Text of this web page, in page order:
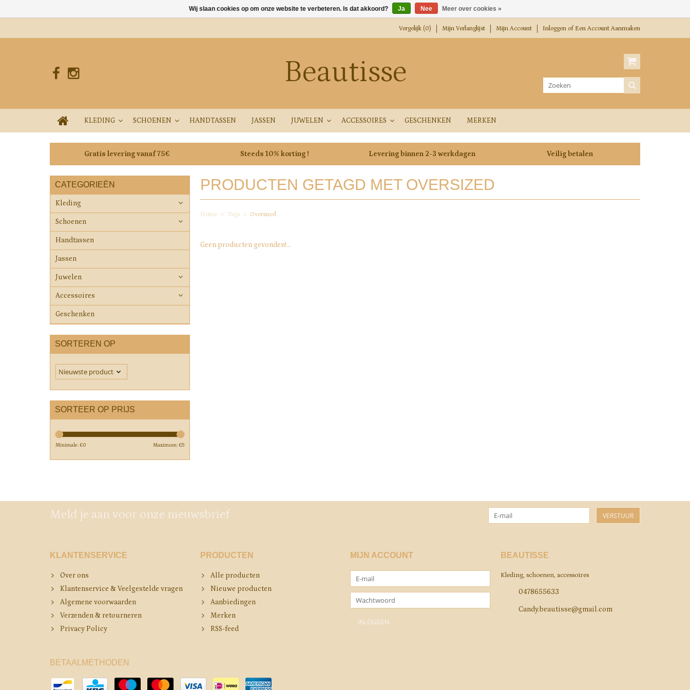
Vergelijk (0) Mijn Verlanglijst Mijn Account Inloggen of Een Account Aanmaken
Beautisse
KLEDING SCHOENEN HANDTASSEN JASSEN JUWELEN ACCESSOIRES GESCHENKEN MERKEN
Gratis levering vanaf 75€ Steeds 10% korting ! Levering binnen 2-3 werkdagen Veilig betalen
CATEGORIEËN
Kleding
Schoenen
Handtassen
Jassen
Juwelen
Accessoires
Geschenken
SORTEREN OP
SORTEER OP PRIJS
Minimale: €0 Maximum: €5
PRODUCTEN GETAGD MET OVERSIZED
Home Tags Oversized
Geen producten gevonden!...
Meld je aan voor onze nieuwsbrief VERSTUUR
KLANTENSERVICE
Over ons
Klantenservice & Veelgestelde vragen
Algemene voorwaarden
Verzenden & retourneren
Privacy Policy
PRODUCTEN
Alle producten
Nieuwe producten
Aanbiedingen
Merken
RSS-feed
MIJN ACCOUNT BEAUTISSE
Kleding, schoenen, accessoires
0478655633
Candy.beautisse@gmail.com
BETAALMETHODEN
Wij slaan cookies op om onze website te verbeteren. Is dat akkoord? Ja Nee Meer over cookies »